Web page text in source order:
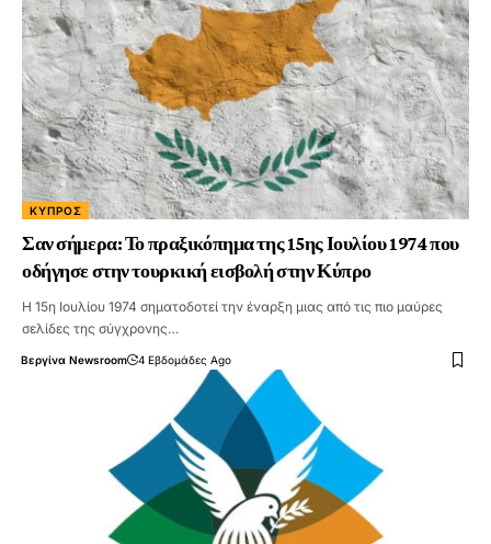
ΚΎΠΡΟΣ
Σαν σήμερα: Το πραξικόπημα της 15ης Ιουλίου 1974 που
οδήγησε στην τουρκική εισβολή στην Κύπρο
Η 15η Ιουλίου 1974 σηματοδοτεί την έναρξη μιας από τις πιο μαύρες
σελίδες της σύγχρονης…
Βεργίνα Newsroom 4 Εβδομάδες Ago